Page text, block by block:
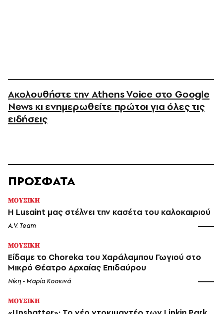
Ακολουθήστε την Athens Voice στο Google
News κι ενημερωθείτε πρώτοι για όλες τις
ειδήσεις
ΠΡΟΣΦΑΤΑ
ΜΟΥΣΙΚΗ
Η Lusaint μας στέλνει την κασέτα του καλοκαιριού
A.V. Team
ΜΟΥΣΙΚΗ
Είδαμε το Choreka του Χαράλαμπου Γωγιού στο
Μικρό Θέατρο Αρχαίας Επιδαύρου
Νίκη - Μαρία Κοσκινά
ΜΟΥΣΙΚΗ